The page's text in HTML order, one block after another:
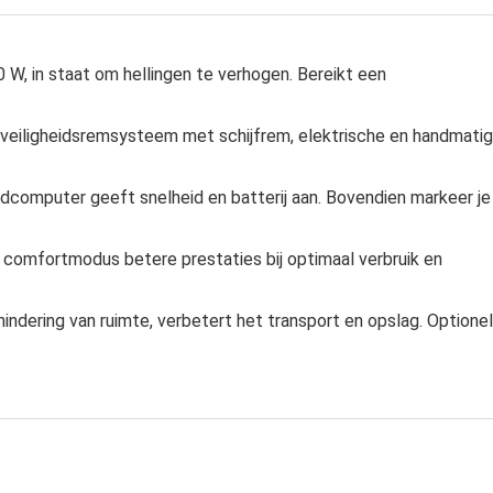
in staat om hellingen te verhogen. Bereikt een
met schijfrem, elektrische en
geeft snelheid en batterij aan. Bovendien markeer je
betere prestaties bij optimaal verbruik en
van ruimte, verbetert het transport en opslag.